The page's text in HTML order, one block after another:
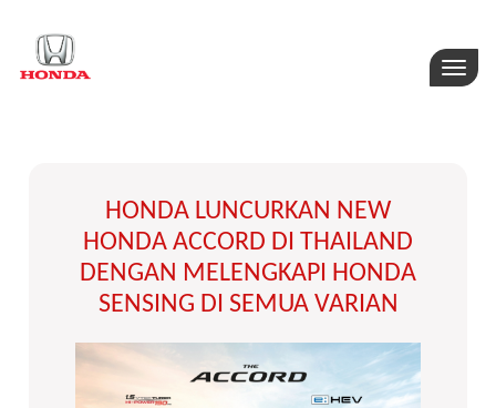
Toggle
HONDA LUNCURKAN NEW
HONDA ACCORD DI THAILAND
DENGAN MELENGKAPI HONDA
SENSING DI SEMUA VARIAN